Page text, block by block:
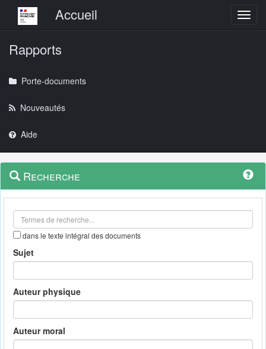
Menu principalAccueil
Rapports
Porte-documents
Nouveautés
Aide
Navigation
outils
Menu
contextuel
Recherche
dans le texte intégral des documents
Sujet
Auteur physique
Auteur moral